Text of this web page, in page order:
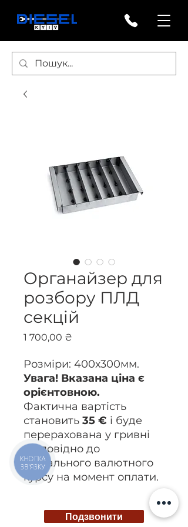
Органайзер для
розбору ПЛД
секцій
1 700,00 ₴
Розміри: 400х300мм.
Увага! Вказана ціна є
орієнтовною.
Фактична вартість
становить 35 € і буде
перерахована у гривні
відповідно до
актуального валютного
курсу на момент оплати.
Подзвонити
КНОПКА
ЗВ'ЯЗКУ